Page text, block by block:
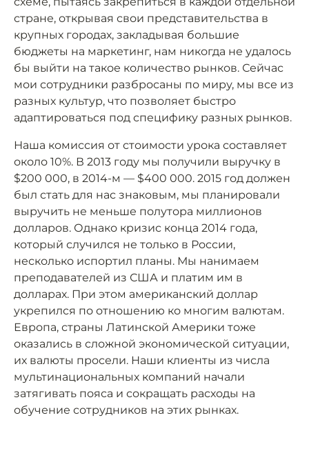
стране, открывая свои представительства в
крупных городах, закладывая большие
бюджеты на маркетинг, нам никогда не удалось
бы выйти на такое количество рынков. Сейчас
мои сотрудники разбросаны по миру, мы все из
разных культур, что позволяет быстро
адаптироваться под специфику разных рынков.
Наша комиссия от стоимости урока составляет
около 10%. В 2013 году мы получили выручку в
$200 000, в 2014-м — $400 000. 2015 год должен
был стать для нас знаковым, мы планировали
выручить не меньше полутора миллионов
долларов. Однако кризис конца 2014 года,
который случился не только в России,
несколько испортил планы. Мы нанимаем
преподавателей из США и платим им в
долларах. При этом американский доллар
укрепился по отношению ко многим валютам.
Европа, страны Латинской Америки тоже
оказались в сложной экономической ситуации,
их валюты просели. Наши клиенты из числа
мультинациональных компаний начали
затягивать пояса и сокращать расходы на
обучение сотрудников на этих рынках.